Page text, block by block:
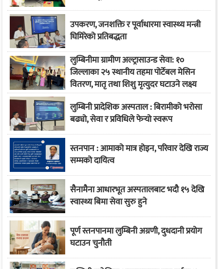
उपकरण, जनशक्ति र पूर्वाधारमा स्वास्थ्य मन्त्री
घिमिरेको प्रतिबद्धता
लुम्बिनीमा ग्रामीण अल्ट्रासाउन्ड सेवा: १०
जिल्लाका २५ स्थानीय तहमा पोर्टेबल मेसिन
वितरण, मातृ तथा शिशु मृत्युदर घटाउने लक्ष्य
लुम्बिनी प्रादेशिक अस्पताल : बिरामीको भरोसा
बढ्यो, सेवा र प्रविधिले फेर्‍यो स्वरूप
स्तनपान : आमाको मात्र होइन, परिवार देखि राज्य
सम्मको दायित्व
सैनामैना आधारभूत अस्पतालबाट भदौ १५ देखि
स्वास्थ्य बिमा सेवा सुरु हुने
पूर्ण स्तनपानमा लुम्बिनी अग्रणी, दुधदानी प्रयोग
घटाउन चुनौती